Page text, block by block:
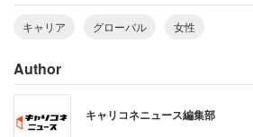
キャリア グローバル 女性
Author
キャリコネニュース編集部